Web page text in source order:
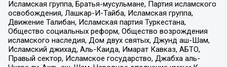
Исламская группа, Братья-мусульмане, Партия исламского
освобождения, Лашкар-И-Тайба, Исламская группа,
Движение Талибан, Исламская партия Туркестана,
Общество социальных реформ, Общество возрождения
исламского наследия, Дом двух святых, Джунд аш-Шам,
Исламский джихад, Аль-Каида, Имарат Кавказ, АБТО,
Правый сектор, Исламское государство, Джабха аль-